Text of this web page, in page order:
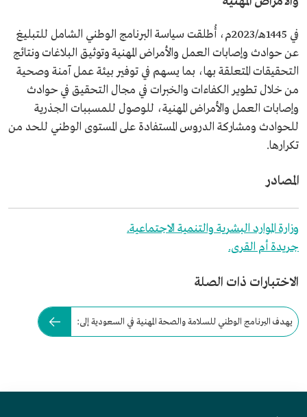
في 1445هـ/2023م، أُطلقت سياسة البرنامج الوطني الشامل للتبليغ
عن حوادث وإصابات العمل والأمراض المهنية وتوثيق البلاغات ونتائج
التحقيقات المتعلقة بها، بما يسهم في توفير بيئة عمل آمنة وصحية
من خلال تطوير الكفاءات والخبرات في مجال التحقيق في حوادث
وإصابات العمل والأمراض المهنية، للوصول للمسببات الجذرية
للحوادث ومشاركة الدروس المستفادة على المستوى الوطني للحد من
تكرارها.
المصادر
وزارة الموارد البشرية والتنمية الاجتماعية.
جريدة أم القرى.
الاختبارات ذات الصلة
يهدف البرنامج الوطني للسلامة والصحة المهنية في السعودية إلى: